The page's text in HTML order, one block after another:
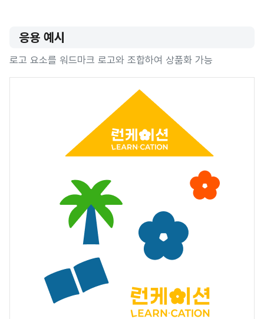
응용 예시
로고 요소를 워드마크 로고와 조합하여 상품화 가능